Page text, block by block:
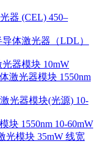
器 (CEL) 450–
体激光器（LDL）
器模块 10mW
激光器模块 1550nm
光器模块(光源) 10-
块 1550nm 10-60mW
光模块 35mW 线宽